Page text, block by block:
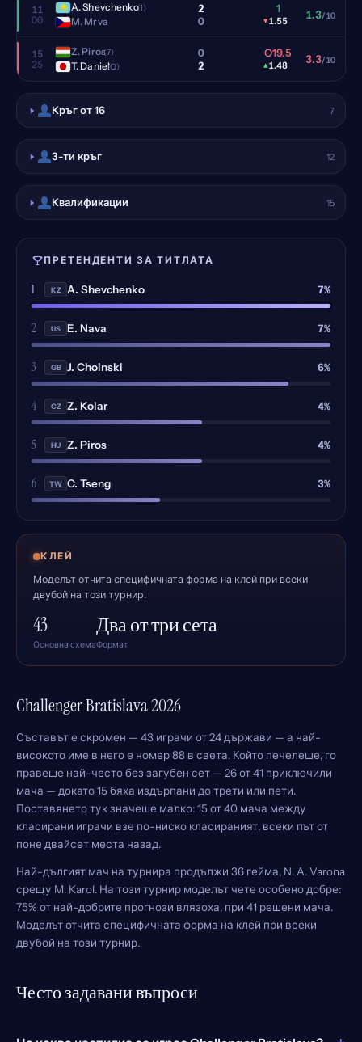
11
00
A. Shevchenko(1)
M. Mrva
2
0
1
▾1.55 1.3/10
15
25
Z. Piros(7)
T. Daniel(Q)
0
2
O19.5
▴1.48 3.3/10
Кръг от 16 7
3-ти кръг 12
Квалификации 15
ПРЕТЕНДЕНТИ ЗА ТИТЛАТА
1 KZ A. Shevchenko 7%
2 US E. Nava 7%
3 GB J. Choinski 6%
4 CZ Z. Kolar 4%
5 HU Z. Piros 4%
6 TW C. Tseng 3%
КЛЕЙ
Моделът отчита специфичната форма на клей при всеки
двубой на този турнир.
43
Основна схема
Два от три сета
Формат
Challenger Bratislava 2026
Съставът е скромен — 43 играчи от 24 държави — а най-
високото име в него е номер 88 в света. Който печелеше, го
правеше най-често без загубен сет — 26 от 41 приключили
мача — докато 15 бяха издърпани до трети или пети.
Поставянето тук значеше малко: 15 от 40 мача между
класирани играчи взе по-ниско класираният, всеки път от
поне двайсет места назад.
Най-дългият мач на турнира продължи 36 гейма, N. A. Varona
срещу M. Karol. На този турнир моделът чете особено добре:
75% от най-добрите прогнози влязоха, при 41 решени мача.
Моделът отчита специфичната форма на клей при всеки
двубой на този турнир.
Често задавани въпроси